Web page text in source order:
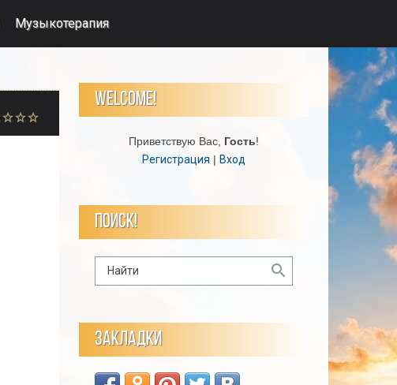
Музыкотерапия
WELCOME!
Приветствую Вас, Гость!
Регистрация | Вход
ПОИСК!
ЗАКЛАДКИ